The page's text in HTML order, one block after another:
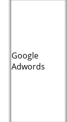
Google
Adwords